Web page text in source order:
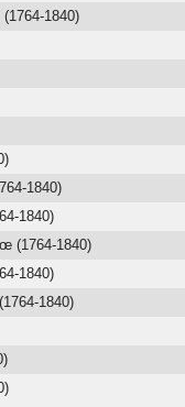
1840)
1840)
1840)
(1764-1840)
1840)
1840)